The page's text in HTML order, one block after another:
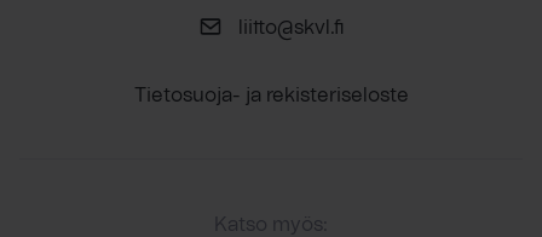
liitto@skvl.fi
Tietosuoja- ja rekisteriseloste
Katso myös: